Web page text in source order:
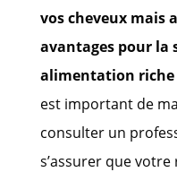
vos cheveux mais
avantages pour la
alimentation riche
est important de
consulter un
s’assurer que